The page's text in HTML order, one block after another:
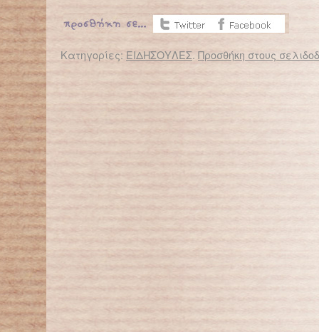
Κατηγορίες: ΕΙΔΗΣΟΥΛΕΣ. Προσθήκη στους
← Επιστροφή στο %s